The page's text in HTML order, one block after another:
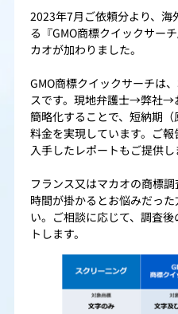
2023年7月ご依頼分より、
る『GMO商標クイックサー
カオが加わりました。
GMO商標クイックサーチは
スです。現地弁護士→弊社
簡略化することで、短納期
料金を実現しています。ご
入手したレポートもご提供し
フランス又はマカオの商標
時間が掛かるとお悩みだっ
い。ご相談に応じて、調査
トします。